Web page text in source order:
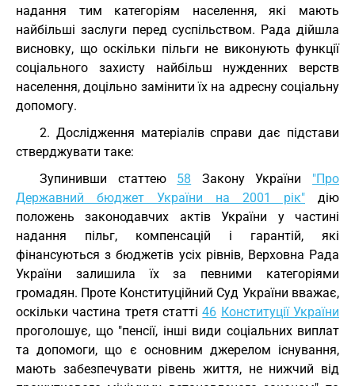
надання тим категоріям населення, які мають
найбільші заслуги перед суспільством. Рада дійшла
висновку, що оскільки пільги не виконують функції
соціального захисту найбільш нужденних верств
населення, доцільно замінити їх на адресну соціальну
допомогу.
2. Дослідження матеріалів справи дає підстави
стверджувати таке:
Зупинивши статтею 58 Закону України "Про
Державний бюджет України на 2001 рік" дію
положень законодавчих актів України у частині
надання пільг, компенсацій і гарантій, які
фінансуються з бюджетів усіх рівнів, Верховна Рада
України залишила їх за певними категоріями
громадян. Проте Конституційний Суд України вважає,
оскільки частина третя статті46 Конституції України
проголошує, що "пенсії, інші види соціальних виплат
та допомоги, що є основним джерелом існування,
мають забезпечувати рівень життя, не нижчий від